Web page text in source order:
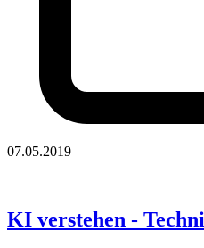
07.05.2019
KI verstehen -